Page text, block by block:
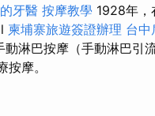
牙醫 按摩教學 1928年，
柬埔寨旅遊簽證辦理 台中
淋巴按摩（手動淋巴引
摩。